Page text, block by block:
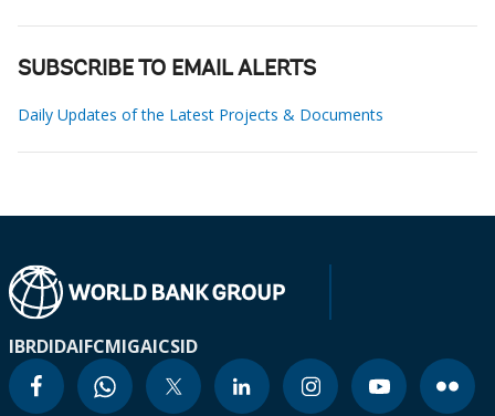
SUBSCRIBE TO EMAIL ALERTS
Daily Updates of the Latest Projects & Documents
IBRDIDAIFCMIGAICSID